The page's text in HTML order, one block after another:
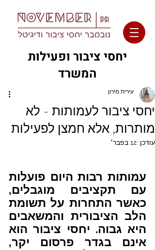
יחסי ציבור ופעילות
המשרד
יחסי ציבור לעמותות - לא
מותרות, אלא חמצן לפעילות
עירית מירון
עודכן: 12 בפבר׳